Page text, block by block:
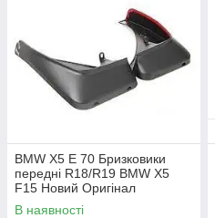
BMW X5 E 70 Бризковики
передні R18/R19 BMW X5
F15 Новий Оригінал
В наявності